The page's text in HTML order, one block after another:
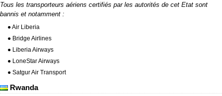
Tous les transporteurs aériens certifiés par les autorités de cet Etat sont
bannis et notamment :
● Air Liberia
● Bridge Airlines
● Liberia Airways
● LoneStar Airways
● Satgur Air Transport
Rwanda